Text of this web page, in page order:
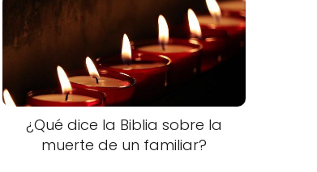
¿Qué dice la Biblia sobre la
muerte de un familiar?